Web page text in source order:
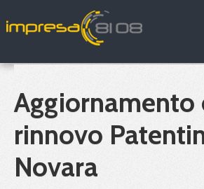
Blog
Aggiornamento
rinnovo
Novara